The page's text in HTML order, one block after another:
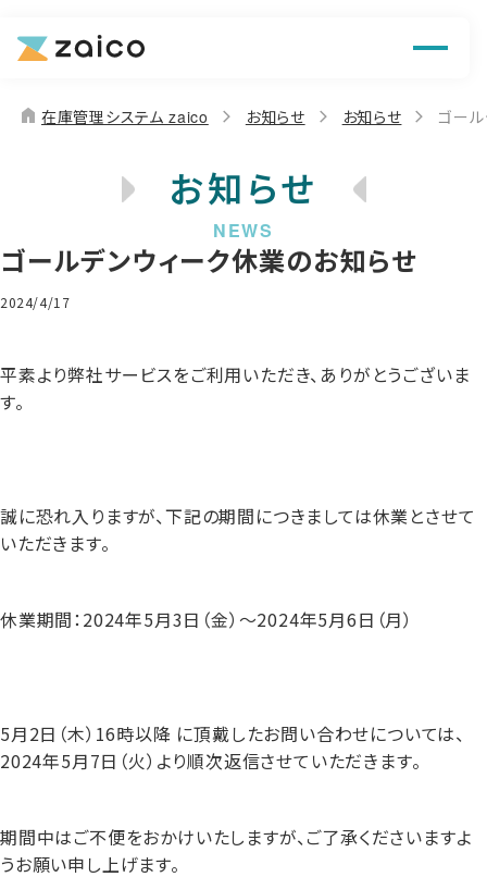
機能
お役立ち情報
home 在庫管理システム zaico お知らせ お知らせ ゴー
お知らせ
ゴールデンウィーク休業のお知らせ
2024/4/17
平素より弊社サービスをご利用いただき、ありがとうございま
す。
誠に恐れ入りますが、下記の期間につきましては休業とさせて
いただきます。
休業期間：2024年5月3日（金）～2024年5月6日（月）
5月2日（木）16時以降 に頂戴したお問い合わせについては、
2024年5月7日（火）より順次返信させていただきます。
期間中はご不便をおかけいたしますが、ご了承くださいますよ
うお願い申し上げます。